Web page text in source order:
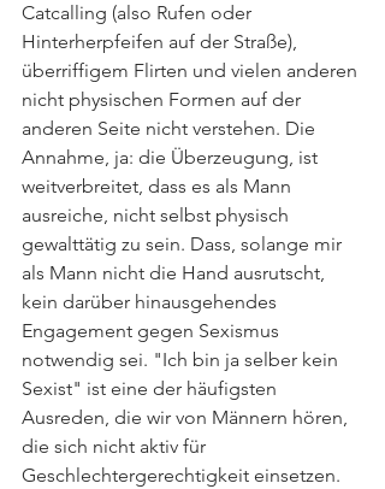
Catcalling (also Rufen oder
Hinterherpfeifen auf der Straße),
überriffigem Flirten und vielen anderen
nicht physischen Formen auf der
anderen Seite nicht verstehen. Die
Annahme, ja: die Überzeugung, ist
weitverbreitet, dass es als Mann
ausreiche, nicht selbst physisch
gewalttätig zu sein. Dass, solange mir
als Mann nicht die Hand ausrutscht,
kein darüber hinausgehendes
Engagement gegen Sexismus
notwendig sei. "Ich bin ja selber kein
Sexist" ist eine der häufigsten
Ausreden, die wir von Männern hören,
die sich nicht aktiv für
Geschlechtergerechtigkeit einsetzen.